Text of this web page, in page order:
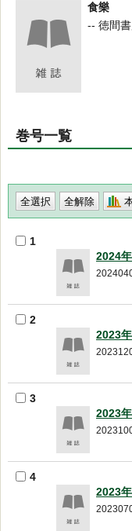
食樂
-- 徳間
巻号一覧
1
2024
2
2023
3
2023
4
2023